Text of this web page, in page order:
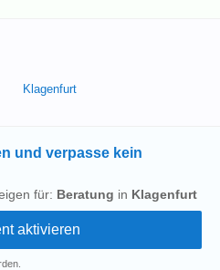
Klagenfurt
und verpasse kein
für: Beratung in Klagenfurt